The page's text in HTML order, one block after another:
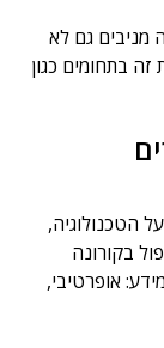
מניבים גם לא
בתחומים כגון
הטכנולוגיה,
בקורונה
אופרטיבי,